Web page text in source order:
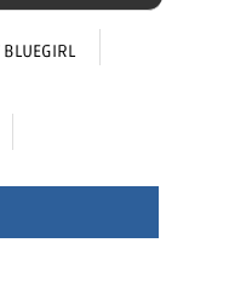
BLUEGIRL